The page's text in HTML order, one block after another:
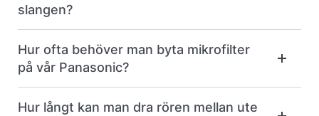
slangen?
Hur ofta behöver man byta mikrofilter
på vår Panasonic?
Hur långt kan man dra rören mellan ute